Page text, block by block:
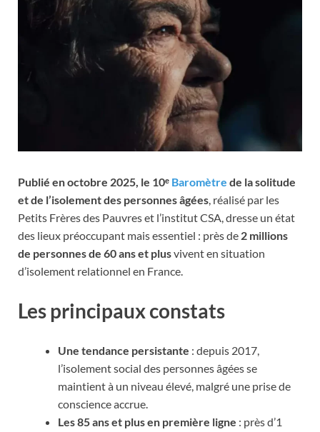
Publié en octobre 2025, le 10ᵉ Baromètre de la solitude
et de l’isolement des personnes âgées, réalisé par les
Petits Frères des Pauvres et l’institut CSA, dresse un état
des lieux préoccupant mais essentiel : près de 2 millions
de personnes de 60 ans et plusvivent en situation
d’isolement relationnel en France.
Les principaux constats
Une tendance persistante : depuis 2017,
l’isolement social des personnes âgées se
maintient à un niveau élevé, malgré une prise de
conscience accrue.
Les 85 ans et plus en première ligne : près d’1